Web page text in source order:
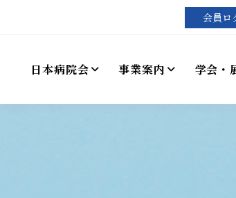
会員ロ
日本病院会 事業案内 学会・